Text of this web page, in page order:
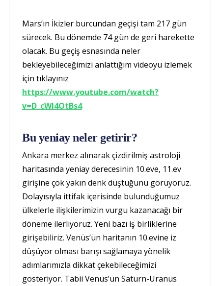
Mars’ın İkizler burcundan geçişi tam 217 gün
sürecek. Bu dönemde 74 gün de geri harekette
olacak. Bu geçiş esnasında neler
bekleyebileceğimizi anlattığım videoyu izlemek
için tıklayınız
https://www.youtube.com/watch?
v=D_cWI4OtBs4
Bu yeniay neler getirir?
Ankara merkez alınarak çizdirilmiş astroloji
haritasında yeniay derecesinin 10.eve, 11.ev
girişine çok yakın denk düştüğünü görüyoruz.
Dolayısıyla ittifak içerisinde bulunduğumuz
ülkelerle ilişkilerimizin vurgu kazanacağı bir
döneme ilerliyoruz. Yeni bazı iş birliklerine
girişebiliriz. Venüs’ün haritanın 10.evine iz
düşüyor olması barışı sağlamaya yönelik
adımlarımızla dikkat çekebileceğimizi
gösteriyor. Tabii Venüs’ün Satürn-Uranüs